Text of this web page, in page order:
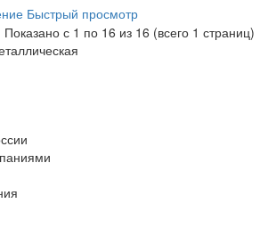
Быстрый просмотр
Показано с 1 по 16 из 16 (всего 1 страниц)